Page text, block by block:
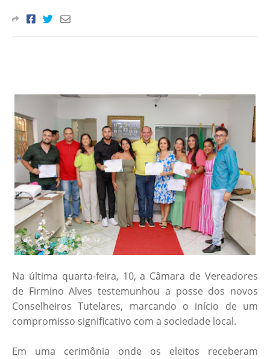
Na última quarta-feira, 10, a Câmara de Vereadores
de Firmino Alves testemunhou a posse dos novos
Conselheiros Tutelares, marcando o início de um
compromisso significativo com a sociedade local.
Em uma cerimônia onde os eleitos receberam